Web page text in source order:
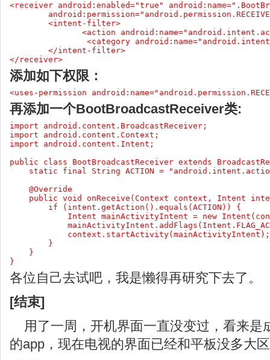
<receiver android:enabled="true"
<intent-filter>
<action
<category
</intent-filter>
</receiver>
添加如下权限：
<uses-permission
再添加一个BootBroadcastReceiver类:
import android.content.BroadcastReceiver;
import android.content.Context;
import android.content.Intent;
public class BootBroadcastReceiver extends
static final String ACTION =
@Override
public void onReceive(Context context, Intent
if (intent.getAction().equals(ACTION)) {
Intent mainActivityIntent = new
context.startActivity(mainActivityIntent);
}
}
}
各位自己去试吧，我是懒得再研究下去了。
[结束]
用了一周，开机界面一直没变过，看来是
的app，现在电视的界面已经和平板没多大